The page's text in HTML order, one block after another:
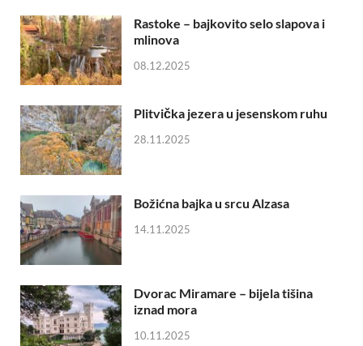
Rastoke – bajkovito selo slapova i
mlinova
08.12.2025
Plitvička jezera u jesenskom ruhu
28.11.2025
Božićna bajka u srcu Alzasa
14.11.2025
Dvorac Miramare – bijela tišina
iznad mora
10.11.2025